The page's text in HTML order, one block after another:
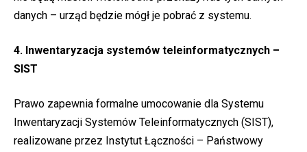
danych – urząd będzie mógł je pobrać z systemu.
4. Inwentaryzacja systemów teleinformatycznych –
SIST
Prawo zapewnia formalne umocowanie dla Systemu
Inwentaryzacji Systemów Teleinformatycznych (SIST),
realizowane przez Instytut Łączności – Państwowy